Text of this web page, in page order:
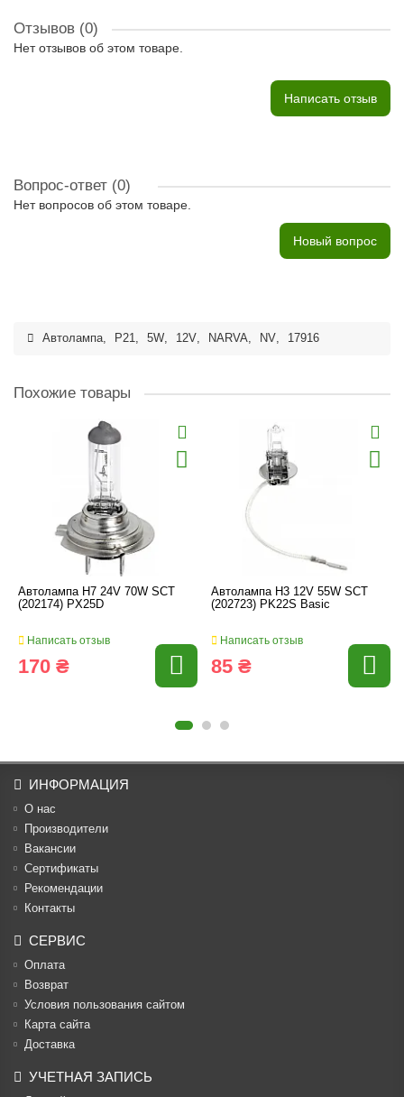
Отзывов (0)
Нет отзывов об этом товаре.
Написать отзыв
Вопрос-ответ (0)
Нет вопросов об этом товаре.
Новый вопрос
Автолампа, P21, 5W, 12V, NARVA, NV, 17916
Похожие товары
Автолампа H7 24V 70W SCT
(202174) PX25D
Написать отзыв
170 ₴
Автолампа H3 12V 55W SCT
(202723) PK22S Basic
Написать отзыв
85 ₴
ИНФОРМАЦИЯ
О нас
Производители
Вакансии
Cертификаты
Рекомендации
Контакты
СЕРВИС
Оплата
Возврат
Условия пользования сайтом
Карта сайта
Доставка
УЧЕТНАЯ ЗАПИСЬ